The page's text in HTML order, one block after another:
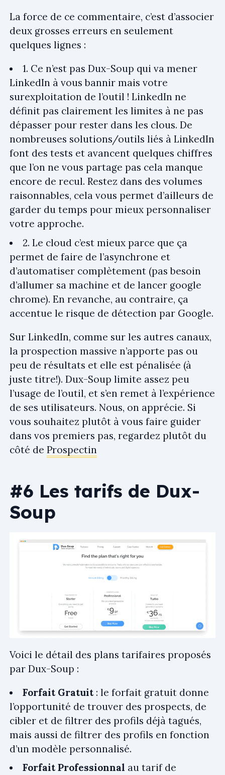
La force de ce commentaire, c’est d’associer
deux grosses erreurs en seulement
quelques lignes :
1. Ce n’est pas Dux-Soup qui va mener
LinkedIn à vous bannir mais votre
surexploitation de l’outil ! LinkedIn ne
définit pas clairement les limites à ne pas
dépasser pour rester dans les clous. De
nombreuses solutions/outils liés à LinkedIn
font des tests et avancent quelques chiffres
que l’on ne vous partage pas cela manque
encore de recul. Restez dans des volumes
raisonnables, cela vous permet d’ailleurs de
garder du temps pour mieux personnaliser
votre approche.
2. Le cloud c’est mieux parce que ça
permet de faire de l’asynchrone et
d’automatiser complètement (pas besoin
d’allumer sa machine et de lancer google
chrome). En revanche, au contraire, ça
accentue le risque de détection par Google.
Sur LinkedIn, comme sur les autres canaux,
la prospection massive n’apporte pas ou
peu de résultats et elle est pénalisée (à
juste titre!). Dux-Soup limite assez peu
l’usage de l’outil, et s’en remet à l’expérience
de ses utilisateurs. Nous, on apprécie. Si
vous souhaitez plutôt à vous faire guider
dans vos premiers pas, regardez plutôt du
côté de Prospectin
#6 Les tarifs de Dux-
Soup
Voici le détail des plans tarifaires proposés
par Dux-Soup :
Forfait Gratuit: le forfait gratuit donne
l’opportunité de trouver des prospects, de
cibler et de filtrer des profils déjà tagués,
mais aussi de filtrer des profils en fonction
d’un modèle personnalisé.
Forfait Professionnal au tarif de